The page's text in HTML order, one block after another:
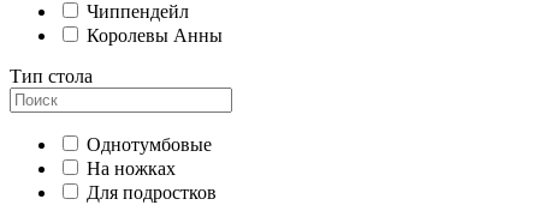
Чиппендейл
Королевы Анны
Тип стола
Однотумбовые
На ножках
Для подростков